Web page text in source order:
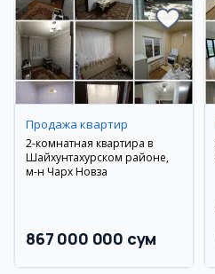
Продажа квартир
2-комнатная квартира в
Шайхунтахурском районе,
м-н Чарх Новза
867 000 000 сум